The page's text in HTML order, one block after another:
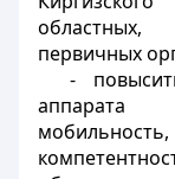
первичных
-
аппарата